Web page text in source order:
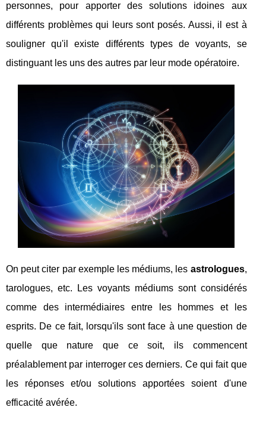
personnes, pour apporter des solutions idoines aux
différents problèmes qui leurs sont posés. Aussi, il est à
souligner qu'il existe différents types de voyants, se
distinguant les uns des autres par leur mode opératoire.
On peut citer par exemple les médiums, les astrologues,
tarologues, etc. Les voyants médiums sont considérés
comme des intermédiaires entre les hommes et les
esprits. De ce fait, lorsqu'ils sont face à une question de
quelle que nature que ce soit, ils commencent
préalablement par interroger ces derniers. Ce qui fait que
les réponses et/ou solutions apportées soient d'une
efficacité avérée.